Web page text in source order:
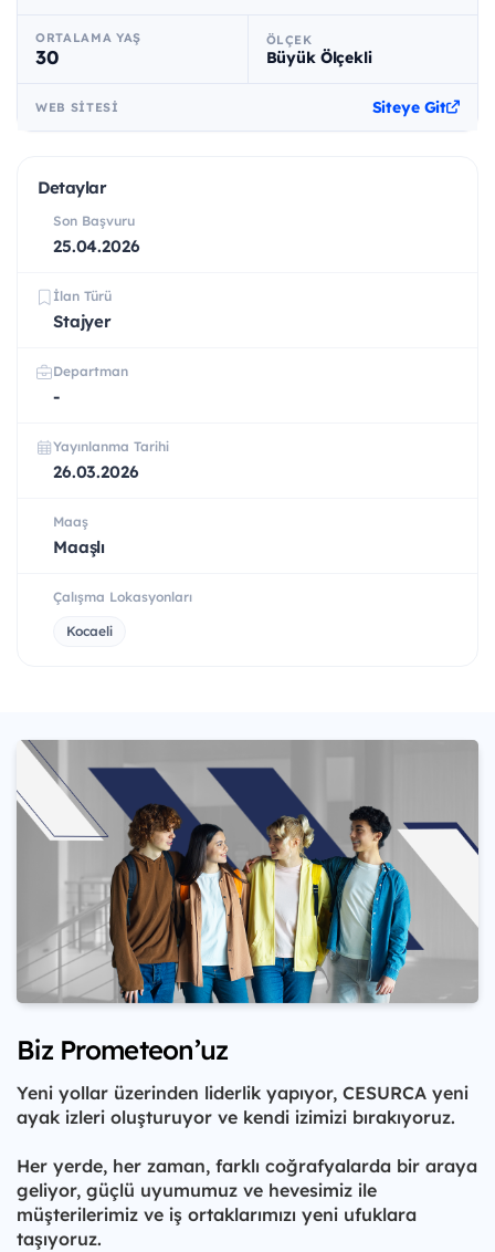
ORTALAMA YAŞ
30
ÖLÇEK
Büyük Ölçekli
WEB SITESI Siteye Git
Detaylar
Son Başvuru
25.04.2026
İlan Türü
Stajyer
Departman
-
Yayınlanma Tarihi
26.03.2026
Maaş
Maaşlı
Çalışma Lokasyonları
Kocaeli
Biz Prometeon’uz
Yeni yollar üzerinden liderlik yapıyor, CESURCA yeni
ayak izleri oluşturuyor ve kendi izimizi bırakıyoruz.
Her yerde, her zaman, farklı coğrafyalarda bir araya
geliyor, güçlü uyumumuz ve hevesimiz ile
müşterilerimiz ve iş ortaklarımızı yeni ufuklara
taşıyoruz.